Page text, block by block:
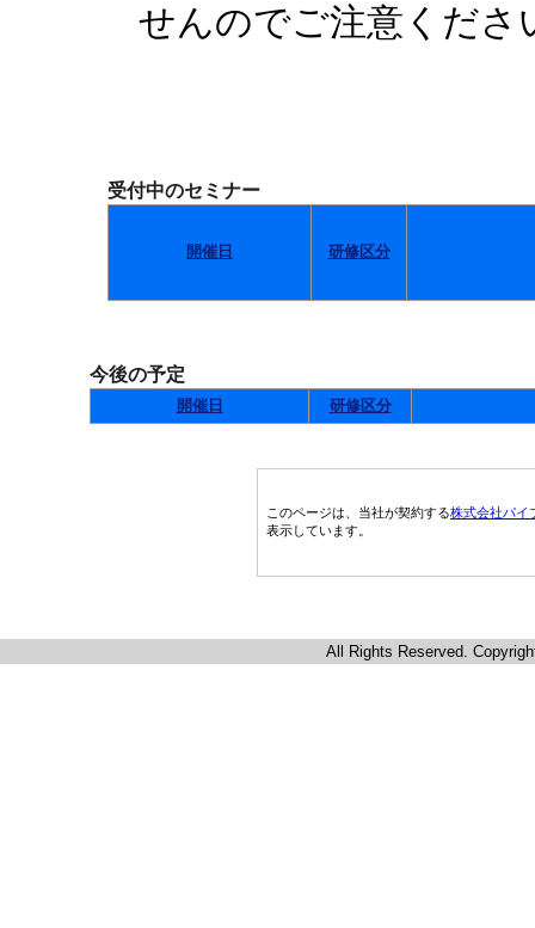
せんのでご注意くださ
受付中のセミナー
開催日 研修区分
今後の予定
開催日 研修区分
このページは、当社が契約する株式会社パイ
表示しています。
All Rights Reserved.